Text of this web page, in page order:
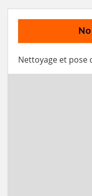
Nettoyage et pose